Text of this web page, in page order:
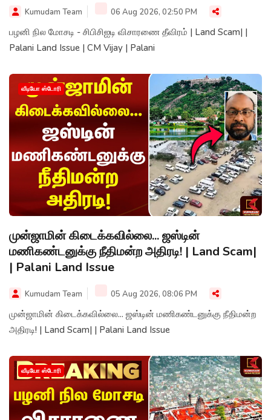
Kumudam Team 06 Aug 2026, 02:50 PM
பழனி நில மோசடி - சிபிசிஐடி விசாரணை தீவிரம் | Land Scam| |
Palani Land Issue | CM Vijay | Palani
வீடியோ ஸ்டோரி
முன்ஜாமின் கிடைக்கவில்லை... ஜஸ்டின்
மணிகண்டனுக்கு நீதிமன்ற அதிரடி! | Land Scam|
| Palani Land Issue
Kumudam Team 05 Aug 2026, 08:06 PM
முன்ஜாமின் கிடைக்கவில்லை... ஜஸ்டின் மணிகண்டனுக்கு நீதிமன்ற
அதிரடி! | Land Scam| | Palani Land Issue
வீடியோ ஸ்டோரி